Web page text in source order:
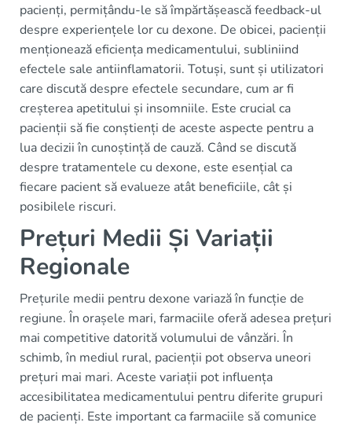
pacienți, permițându-le să împărtășească feedback-ul
despre experiențele lor cu dexone. De obicei, pacienții
menționează eficiența medicamentului, subliniind
efectele sale antiinflamatorii. Totuși, sunt și utilizatori
care discută despre efectele secundare, cum ar fi
creșterea apetitului și insomniile. Este crucial ca
pacienții să fie conștienți de aceste aspecte pentru a
lua decizii în cunoștință de cauză. Când se discută
despre tratamentele cu dexone, este esențial ca
fiecare pacient să evalueze atât beneficiile, cât și
posibilele riscuri.
Prețuri Medii Și Variații
Regionale
Prețurile medii pentru dexone variază în funcție de
regiune. În orașele mari, farmaciile oferă adesea prețuri
mai competitive datorită volumului de vânzări. În
schimb, în mediul rural, pacienții pot observa uneori
prețuri mai mari. Aceste variații pot influența
accesibilitatea medicamentului pentru diferite grupuri
de pacienți. Este important ca farmaciile să comunice